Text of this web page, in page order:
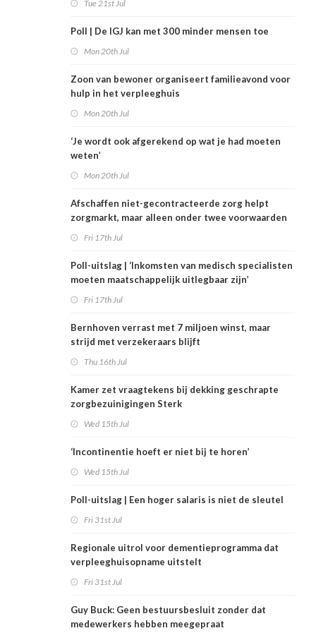
Tue 21st Jul
Poll | De IGJ kan met 300 minder mensen toe
Mon 20th Jul
Zoon van bewoner organiseert familieavond voor
hulp in het verpleeghuis
Mon 20th Jul
‘Je wordt ook afgerekend op wat je had moeten
weten’
Mon 20th Jul
Afschaffen niet-gecontracteerde zorg helpt
zorgmarkt, maar alleen onder twee voorwaarden
Fri 17th Jul
Poll-uitslag | ‘Inkomsten van medisch specialisten
moeten maatschappelijk uitlegbaar zijn’
Fri 17th Jul
Bernhoven verrast met 7 miljoen winst, maar
strijd met verzekeraars blijft
Thu 16th Jul
Kamer zet vraagtekens bij dekking geschrapte
zorgbezuinigingen Sterk
Wed 15th Jul
‘Incontinentie hoeft er niet bij te horen’
Wed 15th Jul
Poll-uitslag | Een hoger salaris is niet de sleutel
Fri 31st Jul
Regionale uitrol voor dementieprogramma dat
verpleeghuisopname uitstelt
Fri 31st Jul
Guy Buck: Geen bestuursbesluit zonder dat
medewerkers hebben meegepraat